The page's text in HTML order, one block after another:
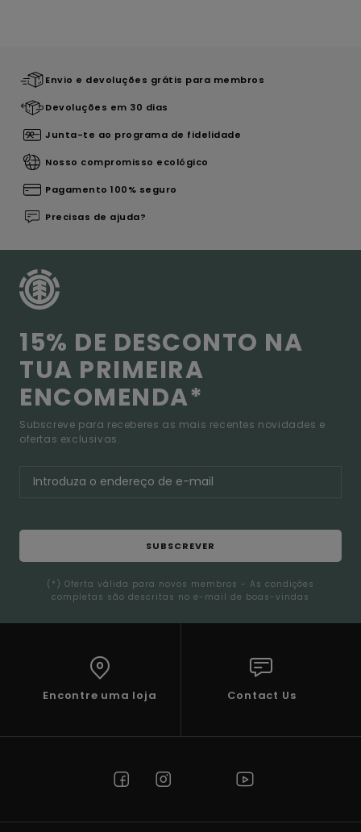
Envio e devoluções grátis para membros
Devoluções em 30 dias
Junta-te ao programa de fidelidade
Nosso compromisso ecológico
Pagamento 100% seguro
Precisas de ajuda?
15% DE DESCONTO NA
TUA PRIMEIRA
ENCOMENDA*
Subscreve para receberes as mais recentes novidades e
ofertas exclusivas.
SUBSCREVER
(*) Oferta válida para novos membros - As condições
completas são descritas no e-mail de boas-vindas
Encontre uma loja Contact Us